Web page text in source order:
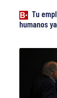
Tu
humanos